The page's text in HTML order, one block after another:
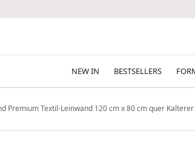
NEW IN BESTSELLERS
Premium Textil-Leinwand 120 cm x 80 cm quer Kalterer